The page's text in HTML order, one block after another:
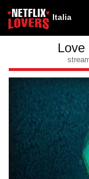
Italia
Love